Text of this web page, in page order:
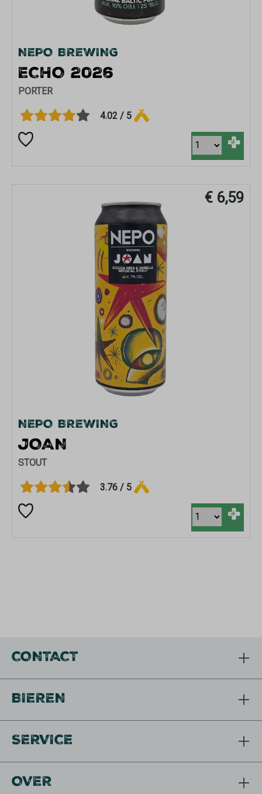
NEPO BREWING
ECHO 2026
PORTER
4.02 / 5
+
€ 6,59
NEPO BREWING
JOAN
STOUT
3.76 / 5
+
CONTACT
BIEREN
SERVICE
OVER